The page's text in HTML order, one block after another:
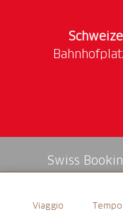
Viaggio
Swiss